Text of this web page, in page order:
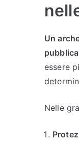
Un
pubblica
essere
Nelle